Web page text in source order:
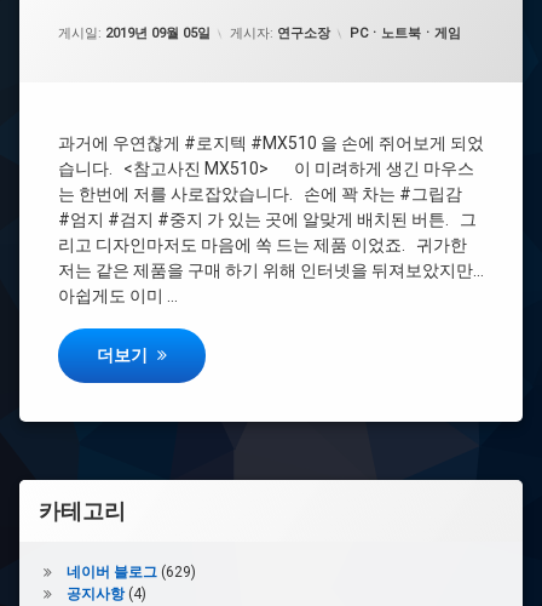
게시일: 2019년 09월 05일 게시자: 연구소장 카테고리:
PCㆍ노트북ㆍ게임
과거에 우연찮게 #로지텍 #MX510 을 손에 쥐어보게 되었
습니다. <참고사진 MX510> 이 미려하게 생긴 마우스
는 한번에 저를 사로잡았습니다. 손에 꽉 차는 #그립감
#엄지 #검지 #중지 가 있는 곳에 알맞게 배치된 버튼. 그
리고 디자인마저도 마음에 쏙 드는 제품 이었죠. 귀가한
저는 같은 제품을 구매 하기 위해 인터넷을 뒤져보았지만…
아쉽게도 이미 …
로지텍의 전설 "로지텍 G MX518 레전더리"
더보기
#MX518
내
구
#G400
설
MX518
레
전
더
리"
기
카테고리
네이버 블로그(629)
공지사항(4)